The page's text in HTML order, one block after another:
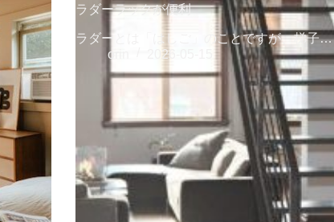
ラダーラックが便利
ラダーとは「はしご」のことですが、梯子…
orin
2026-05-15